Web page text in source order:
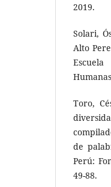
2019.
Solari,
Alto
Toro,
de
Perú:
49-88.